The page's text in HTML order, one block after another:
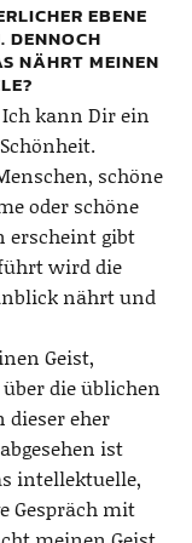
EBENE
DENNOCH
NÄHRT MEINEN
kann Dir ein
schöne
oder schöne
erscheint gibt
wird die
nährt und
Geist,
die üblichen
eher
ist
intellektuelle,
Gespräch mit